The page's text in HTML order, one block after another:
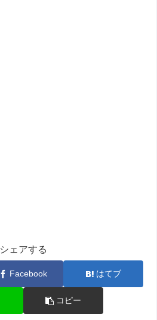
シェアする
Facebook はてブ
コピー